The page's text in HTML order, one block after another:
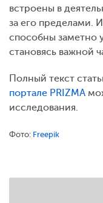
встроены в
за его пределами.
способны заметно
становясь важной
Полный текст
портале PRIZMA
исследования.
Фото: Freepik